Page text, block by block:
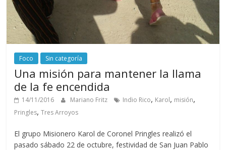
Foco Sin categoría
Una misión para mantener la llama
de la fe encendida
14/11/2016 Mariano Fritz Indio Rico, Karol, misión,
Pringles,Tres Arroyos
El grupo Misionero Karol de Coronel Pringles realizó el
pasado sábado 22 de octubre, festividad de San Juan Pablo